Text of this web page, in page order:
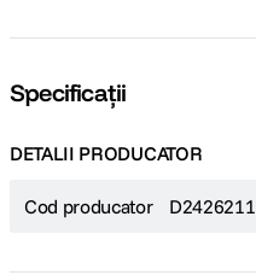
Specificații
DETALII PRODUCATOR
Cod producator D2426211